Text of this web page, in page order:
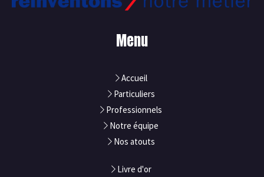
Menu
Accueil
Particuliers
Professionnels
Notre équipe
Nos atouts
Livre d'or